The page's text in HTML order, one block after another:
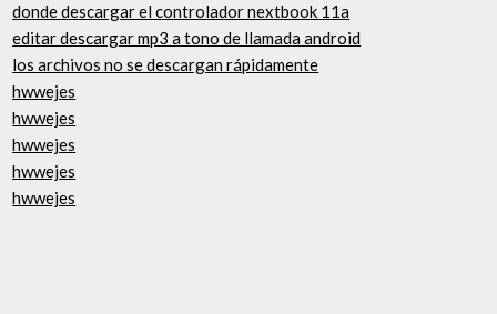
donde descargar el controlador nextbook 11a
editar descargar mp3 a tono de llamada android
los archivos no se descargan rápidamente
hwwejes
hwwejes
hwwejes
hwwejes
hwwejes